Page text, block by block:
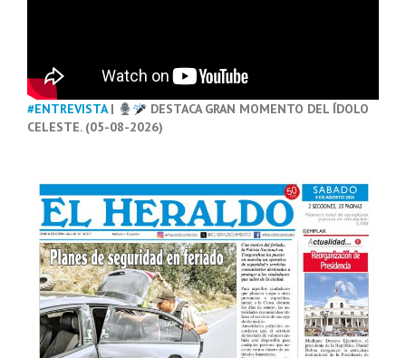
#ENTREVISTA|
DESTACA GRAN MOMENTO DEL ÍDOLO
CELESTE. (05-08-2026)